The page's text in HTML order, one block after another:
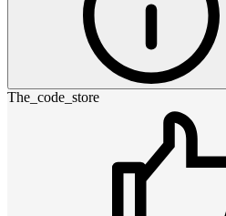
The_code_store